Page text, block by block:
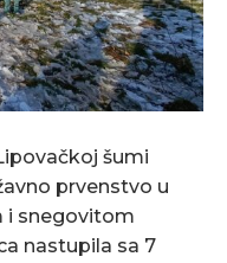
šumi
prvenstvo u
i snegovitom
nastupila sa 7